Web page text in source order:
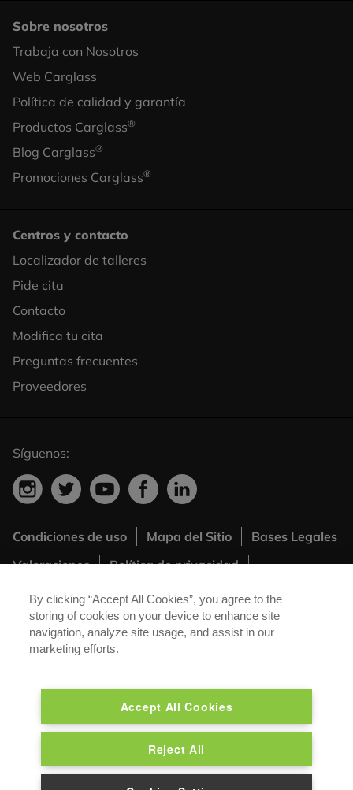
Sobre nosotros
Footer
Column
Trabaja con Nosotros
Web Carglass
Política de calidad y garantía
Productos Carglass®
Blog Carglass®
Promociones Carglass®
Centros y contacto
Footer
Column
Localizador de talleres
Pide cita
Contacto
Modifica tu cita
Preguntas frecuentes
Proveedores
Síguenos:
Footer
Extra
Condiciones de uso Mapa del Sitio
Bases Legales
Valoraciones
Política de privacidad
Políticas Carglass
Canal Speak Up
Carglass es una marca registrada de Belron Group SA y sus
By clicking “Accept All Cookies”, you agree to the
storing of cookies on your device to enhance site
navigation, analyze site usage, and assist in our
marketing efforts.
Accept All Cookies
Reject All